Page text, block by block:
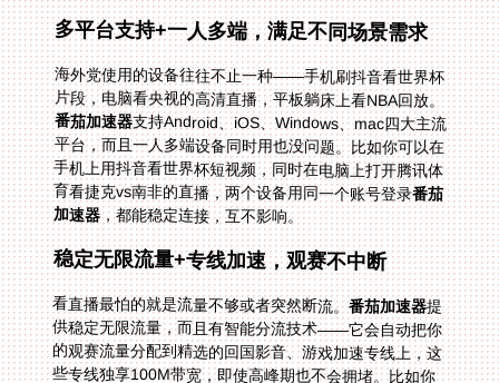
多平台支持+一人多端，满足不同场景需求
海外党使用的设备往往不止一种——手机刷抖音看世界杯
片段，电脑看央视的高清直播，平板躺床上看NBA回放。
番茄加速器支持Android、iOS、Windows、mac四大主流
平台，而且一人多端设备同时用也没问题。比如你可以在
手机上用抖音看世界杯短视频，同时在电脑上打开腾讯体
育看捷克vs南非的直播，两个设备用同一个账号登录番茄
加速器，都能稳定连接，互不影响。
稳定无限流量+专线加速，观赛不中断
看直播最怕的就是流量不够或者突然断流。番茄加速器提
供稳定无限流量，而且有智能分流技术——它会自动把你
的观赛流量分配到精选的回国影音、游戏加速专线上，这
些专线独享100M带宽，即使高峰期也不会拥堵。比如你
在澳洲看世界杯决赛，用番茄的影音专线，全程高清无缓